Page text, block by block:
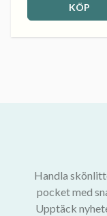
KÖP
Handla
pocket med
Upptäck